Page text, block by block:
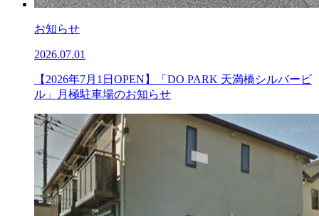
お知らせ
2026.07.01
【2026年7月1日OPEN】「DO PARK 天満橋シルバービ
ル」月極駐車場のお知らせ